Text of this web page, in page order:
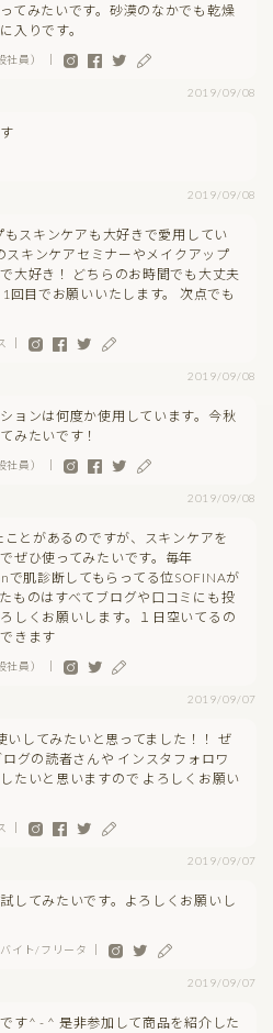
てみたいです。砂漠のなかでも乾燥
入りです。
社員） ｜
2019/09/08
2019/09/08
スキンケアも大好きで愛用してい
スキンケアセミナーやメイクアップ
大好き！ どちらのお時間でも大丈夫
回目でお願いいたします。 次点でも
｜
2019/09/08
ョンは何度か使用しています。今秋
みたいです！
社員） ｜
2019/09/08
とがあるのですが、スキンケアを
ぜひ使ってみたいです。毎年
で肌診断してもらってる位SOFINAが
ものはすべてブログや口コミにも投
しくお願いします。１日空いてるの
きます
社員） ｜
2019/09/07
いしてみたいと思ってました！！ ぜ
グの読者さんや インスタフォロワ
たいと思いますので よろしくお願い
｜
2019/09/07
してみたいです。よろしくお願いし
イト/フリータ ｜
2019/09/07
す^ - ^ 是非参加して商品を紹介した